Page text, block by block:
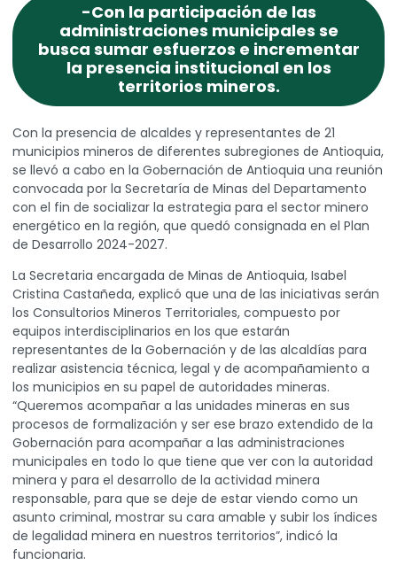
-Con la participación de las
administraciones municipales se
busca sumar esfuerzos e incrementar
la presencia institucional en los
territorios mineros.
Con la presencia de alcaldes y representantes de 21
municipios mineros de diferentes subregiones de Antioquia,
se llevó a cabo en la Gobernación de Antioquia una reunión
convocada por la Secretaría de Minas del Departamento
con el fin de socializar la estrategia para el sector minero
energético en la región, que quedó consignada en el Plan
de Desarrollo 2024-2027.
La Secretaria encargada de Minas de Antioquia, Isabel
Cristina Castañeda, explicó que una de las iniciativas serán
los Consultorios Mineros Territoriales, compuesto por
equipos interdisciplinarios en los que estarán
representantes de la Gobernación y de las alcaldías para
realizar asistencia técnica, legal y de acompañamiento a
los municipios en su papel de autoridades mineras.
“Queremos acompañar a las unidades mineras en sus
procesos de formalización y ser ese brazo extendido de la
Gobernación para acompañar a las administraciones
municipales en todo lo que tiene que ver con la autoridad
minera y para el desarrollo de la actividad minera
responsable, para que se deje de estar viendo como un
asunto criminal, mostrar su cara amable y subir los índices
de legalidad minera en nuestros territorios”, indicó la
funcionaria.